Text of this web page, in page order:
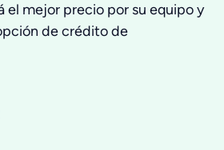
el mejor precio por su equipo y
de crédito de